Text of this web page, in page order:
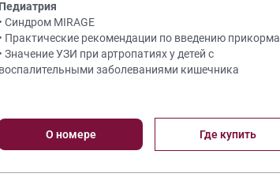
Педиатрия
• Синдром MIRAGE
• Практические рекомендации по введению прикорма
• Значение УЗИ при артропатиях у детей с
воспалительными заболеваниями кишечника
О номере Где купить